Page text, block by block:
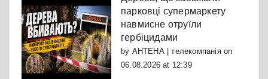
парковці супермаркету
навмисне отруїли
гербіцидами
by АНТЕНА | телекомпаніяon
06.08.2026 at 12:39